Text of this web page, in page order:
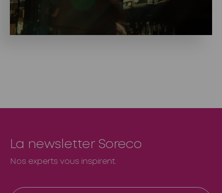
La newsletter Soreco
Nos experts vous inspirent.